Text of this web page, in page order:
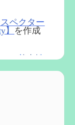
ペクター
を作成
)の基本性
、探索に